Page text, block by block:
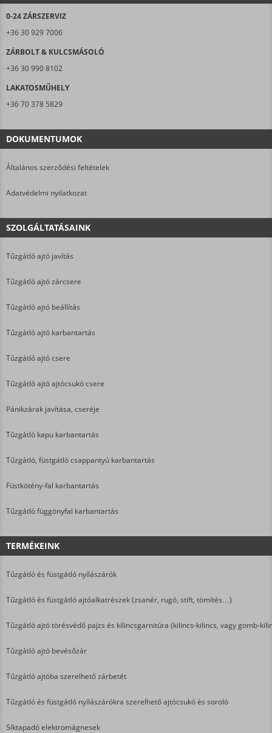
0-24 ZÁRSZERVIZ
+36 30 929 7006
ZÁRBOLT & KULCSMÁSOLÓ
+36 30 990 8102
LAKATOSMŰHELY
+36 70 378 5829
DOKUMENTUMOK
Általános szerződési feltételek
Adatvédelmi nyilatkozat
SZOLGÁLTATÁSAINK
Tűzgátló ajtó javítás
Tűzgátló ajtó zárcsere
Tűzgátló ajtó beállítás
Tűzgátló ajtó karbantartás
Tűzgátló ajtó csere
Tűzgátló ajtó ajtócsukó csere
Pánikzárak javítása, cseréje
Tűzgátló kapu karbantartás
Tűzgátló, füstgátló csappantyú karbantartás
Füstkötény-fal karbantartás
Tűzgátló függönyfal karbantartás
TERMÉKEINK
Tűzgátló és füstgátló nyílászárók
Tűzgátló és füstgátló ajtóalkatrészek (zsanér, rugó, stift, tömítés…)
Tűzgátló ajtó törésvédő pajzs és kilincsgarnitúra (kilincs-kilincs, vagy gomb-
Tűzgátló ajtó bevésőzár
Tűzgátló ajtóba szerelhető zárbetét
Tűzgátló és füstgátló nyílászárókra szerelhető ajtócsukó és soroló
Síktapadó elektromágnesek